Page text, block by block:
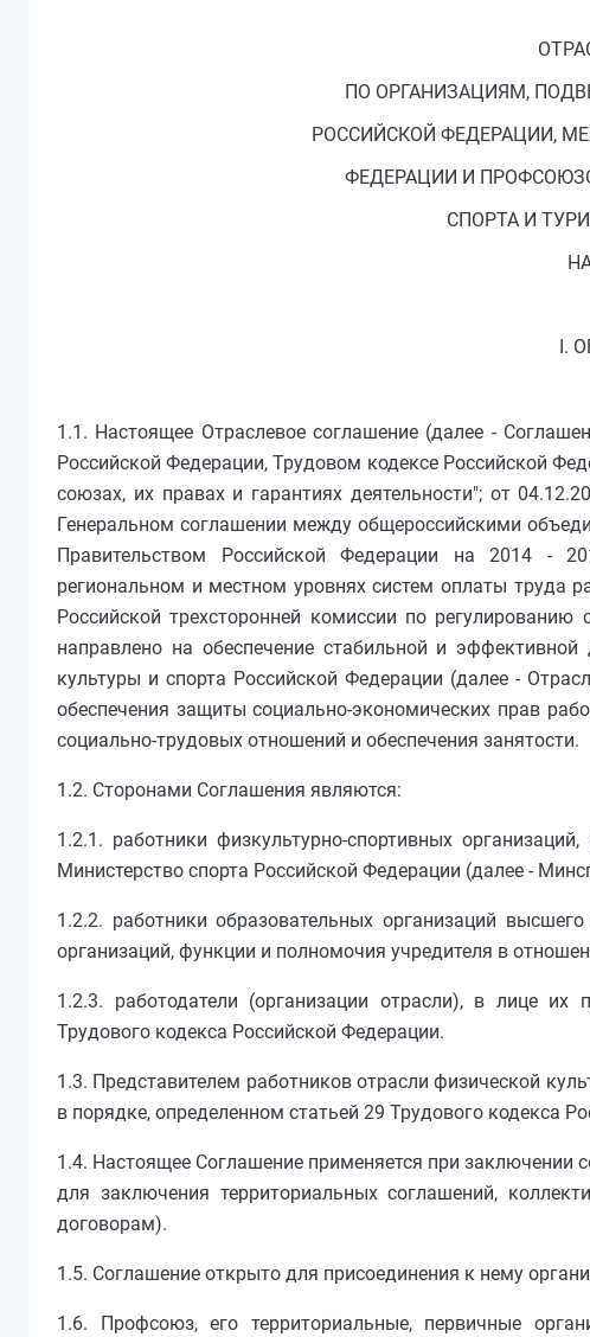
ПО ОРГАНИЗАЦИЯМ,
РОССИЙСКОЙ ФЕДЕРАЦИИ,
ФЕДЕРАЦИИ И
СПОРТА И
I.
1.1. Настоящее Отраслевое соглашение (далее -
Российской Федерации, Трудовом кодексе Российской
союзах, их правах и гарантиях деятельности"; от
Генеральном соглашении между общероссийскими
Правительством Российской Федерации на 2014 -
региональном и местном уровнях систем оплаты труда
Российской трехсторонней комиссии по
направлено на обеспечение стабильной и
культуры и спорта Российской Федерации (далее -
обеспечения защиты социально-экономических прав
социально-трудовых отношений и обеспечения занятости.
1.2. Сторонами Соглашения являются:
1.2.1. работники физкультурно-спортивных
Министерство спорта Российской Федерации (далее -
1.2.2. работники образовательных организаций
организаций, функции и полномочия учредителя в
1.2.3. работодатели (организации отрасли), в лице их
Трудового кодекса Российской Федерации.
1.3. Представителем работников отрасли физической
в порядке, определенном статьей 29 Трудового кодекса
1.4. Настоящее Соглашение применяется при заключении
для заключения территориальных соглашений,
договорам).
1.5. Соглашение открыто для присоединения к нему
1.6. Профсоюз, его территориальные, первичные